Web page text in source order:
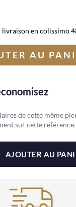
livraison en colissimo
AU
de cette même
sur cette référence.
AJOUTER AU